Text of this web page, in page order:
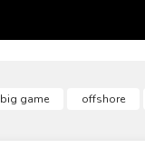
big game offshore